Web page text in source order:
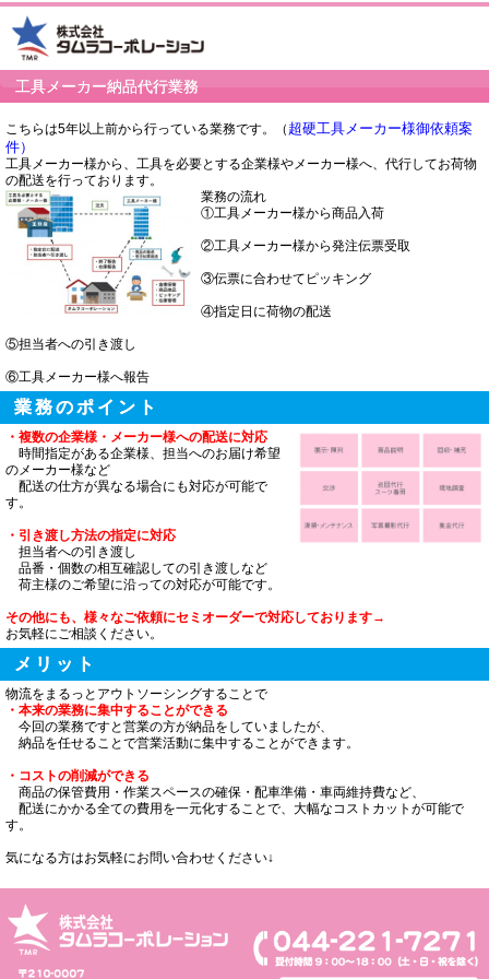
工具メーカー納品代行業務
こちらは5年以上前から行っている業務です。（ 超硬工具メーカー様御依頼案
件）
工具メーカー様から、工具を必要とする企業様やメーカー様へ、代行してお荷物
の配送を行っております。
業務の流れ
①工具メーカー様から商品入荷
②工具メーカー様から発注伝票受取
③伝票に合わせてピッキング
④指定日に荷物の配送
⑤担当者への引き渡し
⑥工具メーカー様へ報告
業務のポイント
・複数の企業様・メーカー様への配送に対応
時間指定がある企業様、担当へのお届け希望
のメーカー様など
配送の仕方が異なる場合にも対応が可能で
す。
・引き渡し方法の指定に対応
担当者への引き渡し
品番・個数の相互確認しての引き渡しなど
荷主様のご希望に沿っての対応が可能です。
その他にも、様々なご依頼にセミオーダーで対応しております→
お気軽にご相談ください。
メリット
物流をまるっとアウトソーシングすることで
・本来の業務に集中することができる
今回の業務ですと営業の方が納品をしていましたが、
納品を任せることで営業活動に集中することができます。
・コストの削減ができる
商品の保管費用・作業スペースの確保・配車準備・車両維持費など、
配送にかかる全ての費用を一元化することで、大幅なコストカットが可能で
す。
気になる方はお気軽にお問い合わせください↓